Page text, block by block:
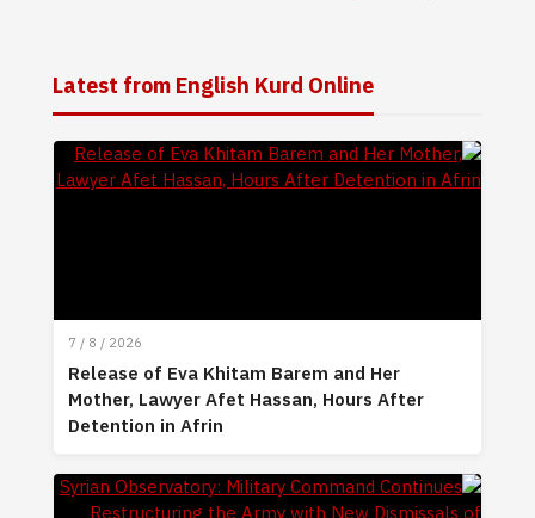
Latest from English Kurd Online
7 / 8 / 2026
Release of Eva Khitam Barem and Her
Mother, Lawyer Afet Hassan, Hours After
Detention in Afrin